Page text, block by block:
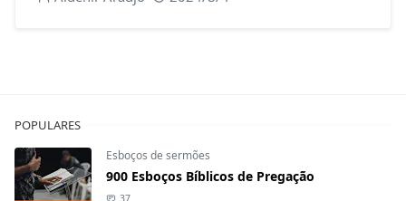
POPULARES
Esboços de sermões
900 Esboços Bíblicos de Pregação
37